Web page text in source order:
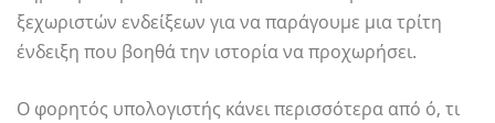
ξεχωριστών ενδείξεων για να παράγουμε μια τρίτη
ένδειξη που βοηθά την ιστορία να προχωρήσει.
Ο φορητός υπολογιστής κάνει περισσότερα από ό, τι